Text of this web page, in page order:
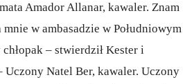
Amador Allanar, kawaler. Znam
w ambasadzie w Południowym
– stwierdził Kester i
Uczony Natel Ber, kawaler. Uczony